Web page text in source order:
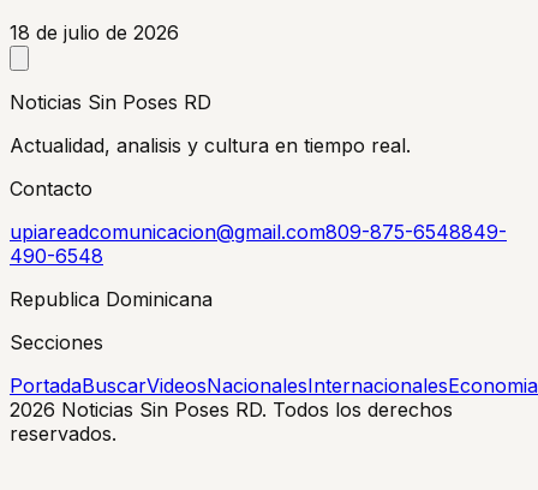
18 de julio de 2026
Noticias Sin Poses RD
Actualidad, analisis y cultura en tiempo real.
Contacto
upiareadcomunicacion@gmail.com809-875-6548849-
490-6548
Republica Dominicana
Secciones
PortadaBuscarVideosNacionalesInternacionalesEconomia
2026 Noticias Sin Poses RD. Todos los derechos
reservados.